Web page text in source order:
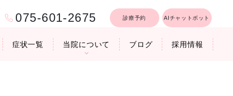
075-601-2675 診療予約 AIチャットボット
症状一覧 当院について ブログ 採用情報